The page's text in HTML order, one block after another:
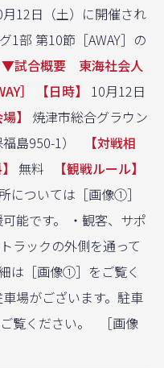
12日（土）に開催され
1部 第10節［AWAY］の
▼試合概要 東海社会人
］
【日時】
10月12日
】
焼津市総合グラウン
島950-1）
【対戦相
無料
【観戦ルール】
については［画像①］
能です。 ・観客、サポ
ラックの外側を通って
は［画像①］をご覧く
場がございます。駐車
覧ください。 ［画像